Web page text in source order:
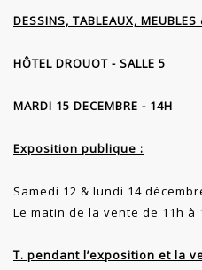
DESSINS, TABLEAUX, MEUBLES
HÔTEL DROUOT - SALLE 5
MARDI 15 DECEMBRE - 14H
Exposition publique :
Samedi 12 & lundi 14
Le matin de la vente de 11h à
T. pendant l’exposition et la